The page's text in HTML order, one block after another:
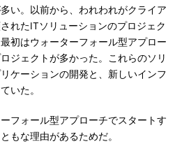
い。以前から、われわれがクライア
れたITソリューションのプロジェク
初はウォーターフォール型アプロー
ジェクトが多かった。これらのソリ
ケーションの開発と、新しいインフ
いた。
フォール型アプローチでスタートす
もな理由があるためだ。